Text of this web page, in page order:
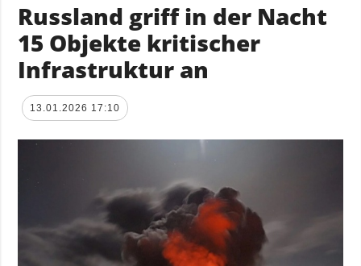
Russland griff in der Nacht
15 Objekte kritischer
Infrastruktur an
13.01.2026 17:10